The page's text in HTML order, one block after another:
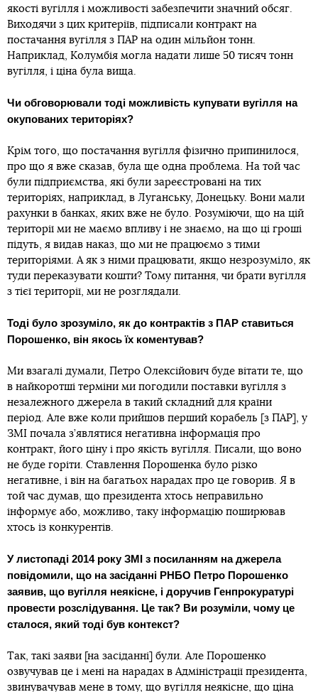
якості вугілля і можливості забезпечити значний обсяг.
Виходячи з цих критеріїв, підписали контракт на
постачання вугілля з ПАР на один мільйон тонн.
Наприклад, Колумбія могла надати лише 50 тисяч тонн
вугілля, і ціна була вища.
Чи обговорювали тоді можливість купувати вугілля на
окупованих територіях?
Крім того, що постачання вугілля фізично припинилося,
про що я вже сказав, була ще одна проблема. На той час
були підприємства, які були зареєстровані на тих
територіях, наприклад, в Луганську, Донецьку. Вони мали
рахунки в банках, яких вже не було. Розуміючи, що на цій
території ми не маємо впливу і не знаємо, на що ці гроші
підуть, я видав наказ, що ми не працюємо з тими
територіями. А як з ними працювати, якщо незрозуміло, як
туди переказувати кошти? Тому питання, чи брати вугілля
з тієї території, ми не розглядали.
Тоді було зрозуміло, як до контрактів з ПАР ставиться
Порошенко, він якось їх коментував?
Ми взагалі думали, Петро Олексійович буде вітати те, що
в найкоротші терміни ми погодили поставки вугілля з
незалежного джерела в такий складний для країни
період. Але вже коли прийшов перший корабель [з ПАР], у
ЗМІ почала з’являтися негативна інформація про
контракт, його ціну і про якість вугілля. Писали, що воно
не буде горіти. Ставлення Порошенка було різко
негативне, і він на багатьох нарадах про це говорив. Я в
той час думав, що президента хтось неправильно
інформує або, можливо, таку інформацію поширював
хтось із конкурентів.
У листопаді 2014 року ЗМІ з посиланням на джерела
повідомили, що на засіданні РНБО Петро Порошенко
заявив, що вугілля неякісне, і доручив Генпрокуратурі
провести розслідування. Це так? Ви розуміли, чому це
сталося, який тоді був контекст?
Так, такі заяви [на засіданні] були. Але Порошенко
озвучував це і мені на нарадах в Адміністрації президента,
звинувачував мене в тому, що вугілля неякісне, що ціна